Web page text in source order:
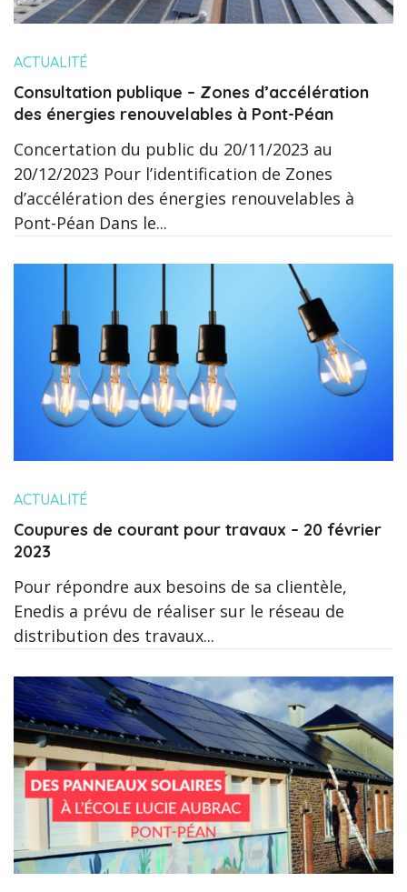
ACTUALITÉ
Consultation publique – Zones d’accélération
des énergies renouvelables à Pont-Péan
Concertation du public du 20/11/2023 au
20/12/2023 Pour l’identification de Zones
d’accélération des énergies renouvelables à
Pont-Péan Dans le...
ACTUALITÉ
Coupures de courant pour travaux – 20 février
2023
Pour répondre aux besoins de sa clientèle,
Enedis a prévu de réaliser sur le réseau de
distribution des travaux...